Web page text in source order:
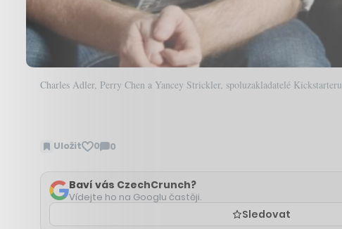
Charles Adler, Perry Chen a Yancey Strickler, spoluzakladatelé Kickstarteru
Uložit 0 0
Zobrazit
Baví vás CzechCrunch?
Vídejte ho na Googlu častěji.
Sledovat